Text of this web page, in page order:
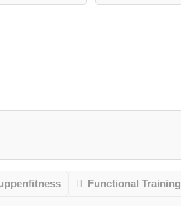
Functional Training